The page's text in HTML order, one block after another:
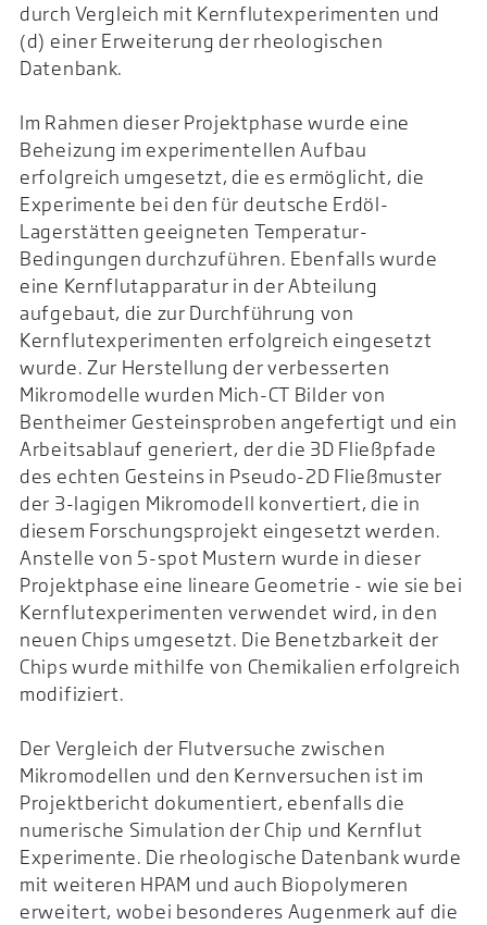
durch Vergleich mit Kernflutexperimenten und
(d) einer Erweiterung der rheologischen
Datenbank.
Im Rahmen dieser Projektphase wurde eine
Beheizung im experimentellen Aufbau
erfolgreich umgesetzt, die es ermöglicht, die
Experimente bei den für deutsche Erdöl-
Lagerstätten geeigneten Temperatur-
Bedingungen durchzuführen. Ebenfalls wurde
eine Kernflutapparatur in der Abteilung
aufgebaut, die zur Durchführung von
Kernflutexperimenten erfolgreich eingesetzt
wurde. Zur Herstellung der verbesserten
Mikromodelle wurden Mich-CT Bilder von
Bentheimer Gesteinsproben angefertigt und ein
Arbeitsablauf generiert, der die 3D Fließpfade
des echten Gesteins in Pseudo-2D Fließmuster
der 3-lagigen Mikromodell konvertiert, die in
diesem Forschungsprojekt eingesetzt werden.
Anstelle von 5-spot Mustern wurde in dieser
Projektphase eine lineare Geometrie - wie sie bei
Kernflutexperimenten verwendet wird, in den
neuen Chips umgesetzt. Die Benetzbarkeit der
Chips wurde mithilfe von Chemikalien erfolgreich
modifiziert.
Der Vergleich der Flutversuche zwischen
Mikromodellen und den Kernversuchen ist im
Projektbericht dokumentiert, ebenfalls die
numerische Simulation der Chip und Kernflut
Experimente. Die rheologische Datenbank wurde
mit weiteren HPAM und auch Biopolymeren
erweitert, wobei besonderes Augenmerk auf die